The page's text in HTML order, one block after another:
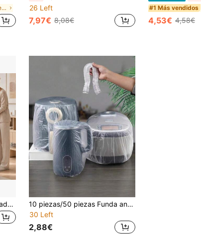
en Prepárese para los meses lluviosos Fundas antip
26 Left
7,97€ 8,08€
#1 Más vendidos
4,53€ 4,58€
Funda para Aire Acondicionado Portátil – Funda Universal de Tela Oxford Impermeable y Resistente al Polvo para Aire Acondicionado Móvil de Casa/Oficina, Anti-Polvo, Anti-Rayaduras y Anti-Humedad
10 piezas/50 piezas Funda antipolvo reforzada, funda antipolvo transparente para electrodomésticos del hogar con elasticidad, funda antipolvo para microondas, funda universal de película plástica transparente, adecuada para electrodomésticos pequeños, decoración de cocina
30 Left
2,88€